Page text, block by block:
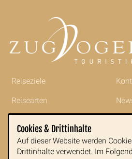
Reiseziele
Reisearten
Indochina im Portrait AGB
Cookies & Drittinhalte
Auf dieser Website werden
Drittinhalte verwendet. Im